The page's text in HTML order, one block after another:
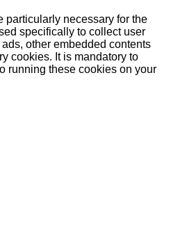
particularly necessary for the
specifically to collect user
other embedded contents
cookies. It is mandatory to
running these cookies on your